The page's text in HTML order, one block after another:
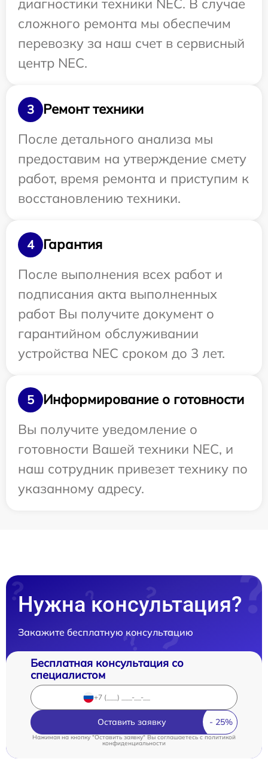
сложного ремонта мы обеспечим
перевозку за наш счет в сервисный
центр NEC.
3
Ремонт техники
После детального анализа мы
предоставим на утверждение смету
работ, время ремонта и приступим к
восстановлению техники.
4
Гарантия
После выполнения всех работ и
подписания акта выполненных
работ Вы получите документ о
гарантийном обслуживании
устройства NEC сроком до 3 лет.
5
Информирование о готовности
Вы получите уведомление о
готовности Вашей техники NEC, и
наш сотрудник привезет технику по
указанному адресу.
Нужна консультация?
Закажите бесплатную консультацию
Бесплатная консультация со
специалистом
Оставить заявку
Нажимая на кнопку "Оставить заявку" Вы соглашаетесь cполитикой
конфиденциальности